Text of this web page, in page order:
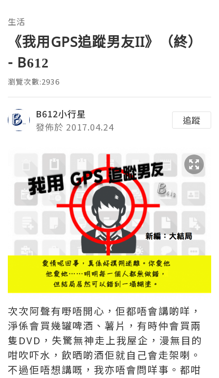
生活
《我用GPS追蹤男友II》（終）
- B612
瀏覽次數:2936
B612小行星
發佈於 2017.04.24
追蹤
次次阿聲有嘢唔開心，佢都唔會講啲咩，
淨係會買幾罐啤酒、薯片，有時仲會買兩
隻DVD，失驚無神走上我屋企，漫無目的
咁吹吓水，飲晒啲酒佢就自己會走架喇。
不過佢唔想講嘅，我亦唔會問咩事。都咁